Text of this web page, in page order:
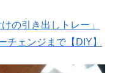
の引き出しトレー」
チェンジまで【DIY】